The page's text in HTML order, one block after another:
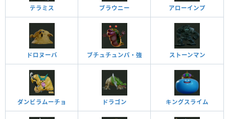
テラミス ブラウニー アローインプ
ドロヌーバ ブチュチュンパ・強 ストーンマン
ダンビラムーチョ ドラゴン キングスライム